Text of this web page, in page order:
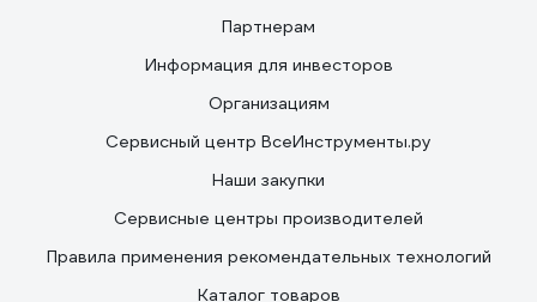
Партнерам
Информация для инвесторов
Организациям
Сервисный центр ВсеИнструменты.ру
Наши закупки
Сервисные центры производителей
Правила применения рекомендательных технологий
Каталог товаров